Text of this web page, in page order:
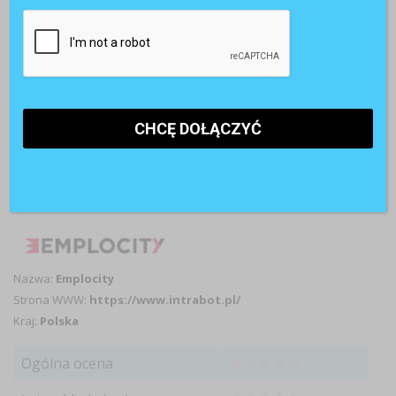
Employee experience
pracownicza
Integracja z intranetem
Teams
Nazwa: Emplocity
Strona WWW: https://www.intrabot.pl/
Kraj: Polska
Ogólna ocena